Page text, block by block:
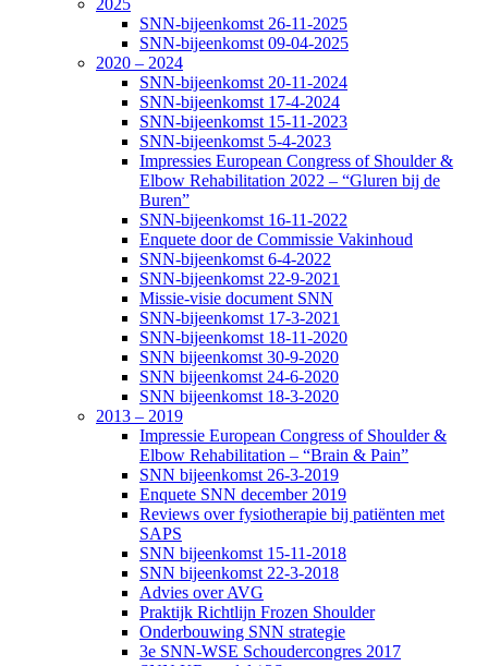
2025
SNN-bijeenkomst 26-11-2025
SNN-bijeenkomst 09-04-2025
2020 – 2024
SNN-bijeenkomst 20-11-2024
SNN-bijeenkomst 17-4-2024
SNN-bijeenkomst 15-11-2023
SNN-bijeenkomst 5-4-2023
Impressies European Congress of Shoulder &
Elbow Rehabilitation 2022 – “Gluren bij de
Buren”
SNN-bijeenkomst 16-11-2022
Enquete door de Commissie Vakinhoud
SNN-bijeenkomst 6-4-2022
SNN-bijeenkomst 22-9-2021
Missie-visie document SNN
SNN-bijeenkomst 17-3-2021
SNN-bijeenkomst 18-11-2020
SNN bijeenkomst 30-9-2020
SNN bijeenkomst 24-6-2020
SNN bijeenkomst 18-3-2020
2013 – 2019
Impressie European Congress of Shoulder &
Elbow Rehabilitation – “Brain & Pain”
SNN bijeenkomst 26-3-2019
Enquete SNN december 2019
Reviews over fysiotherapie bij patiënten met
SAPS
SNN bijeenkomst 15-11-2018
SNN bijeenkomst 22-3-2018
Advies over AVG
Praktijk Richtlijn Frozen Shoulder
Onderbouwing SNN strategie
3e SNN-WSE Schoudercongres 2017